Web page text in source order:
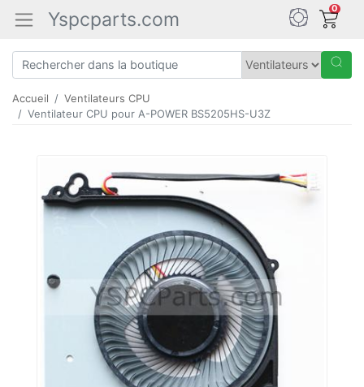
Yspcparts.com 0
Accueil
Ventilateurs CPU
Ventilateur CPU pour A-POWER BS5205HS-U3Z